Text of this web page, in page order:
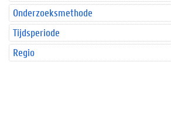
Onderzoeksmethode
Tijdsperiode
Regio